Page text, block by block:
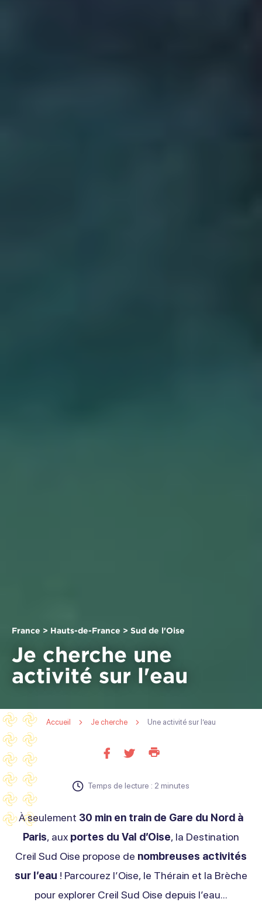
France > Hauts-de-France > Sud de l'Oise
Je cherche une
activité sur l'eau
Accueil Je cherche Une activité sur l’eau
PartagerPartagerImprimer
Temps de lecture : 2 minutes
À seulement 30 min en train de Gare du Nord à
Paris, aux portes du Val d’Oise, la Destination
Creil Sud Oise propose de nombreuses activités
sur l’eau ! Parcourez l’Oise, le Thérain et la Brèche
pour explorer Creil Sud Oise depuis l’eau…